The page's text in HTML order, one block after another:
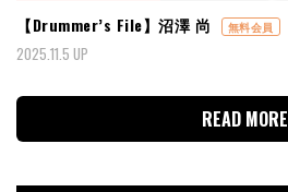
【Drummer’s File】沼澤 尚
無料会員
2025.11.5 UP
READ MORE